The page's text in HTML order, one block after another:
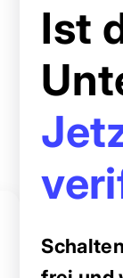
Ist